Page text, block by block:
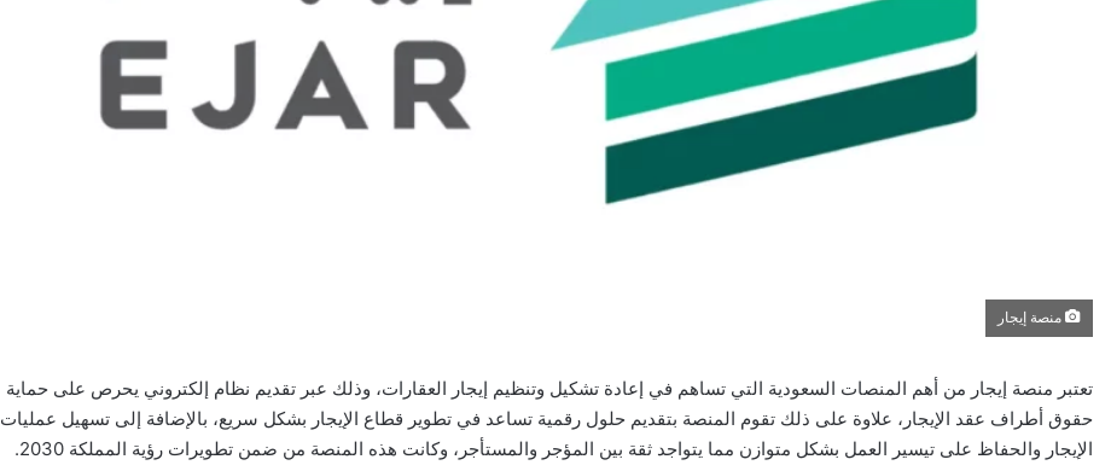
منصة إيجار
تعتبر منصة إيجار من أهم المنصات السعودية التي تساهم في إعادة تشكيل وتنظيم إيجار العقارات، وذلك عبر تقديم نظام إلكتروني يحرص على حماية
حقوق أطراف عقد الإيجار، علاوة على ذلك تقوم المنصة بتقديم حلول رقمية تساعد في تطوير قطاع الإيجار بشكل سريع، بالإضافة إلى تسهيل عمليات
الإيجار والحفاظ على تيسير العمل بشكل متوازن مما يتواجد ثقة بين المؤجر والمستأجر، وكانت هذه المنصة من ضمن تطويرات رؤية المملكة 2030.